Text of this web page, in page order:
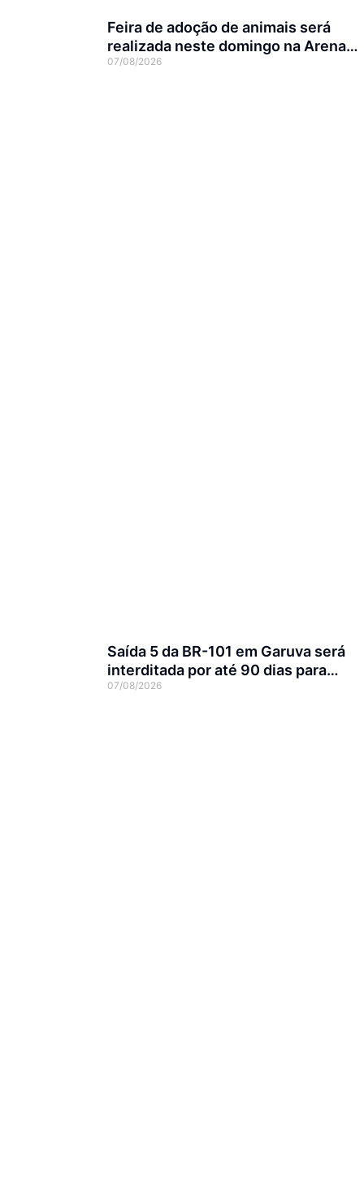
Feira de adoção de animais será
realizada neste domingo na Arena
Joinville
07/08/2026
Saída 5 da BR-101 em Garuva será
interditada por até 90 dias para
obras
07/08/2026